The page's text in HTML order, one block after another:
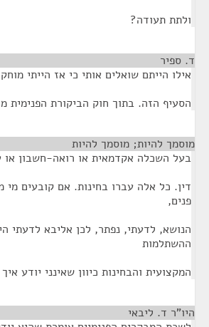
ולתת תעודה?
ד. ספיר
אילו הייתם שואלים אותי כי אז הייתי
הסעיף הזה. בתוך חוק הביקורת הפנימית
מוסמך להיות; מוסמך להיות
בעל השכלה אקדמאית או רואה-חשבון
דין. כל אלה עברו בחינות. אם קובעים מי
פנים,
הנושא, לדעתי, נפתר, לכן אליבא לדעתי
ההשתלמות
המקצועית והבחינות כיוון שאינני יודע
היו"ר ד. ליבאי